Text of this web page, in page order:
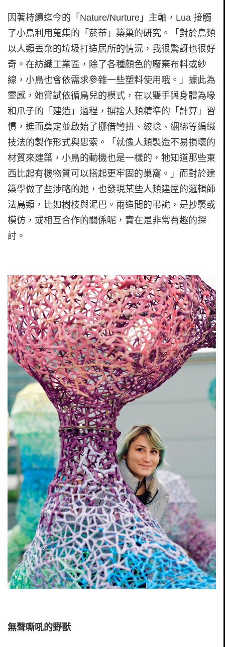
因著持續迄今的「Nature/Nurture」主軸，Lua 接觸
了小鳥利用蒐集的「菸蒂」築巢的研究。「對於鳥類
以人類丟棄的垃圾打造居所的情況，我很驚訝也很好
奇。在紡織工業區，除了各種顏色的廢棄布料或紗
線，小鳥也會依需求參雜一些塑料使用哦。」據此為
靈感，她嘗試依循鳥兒的模式，在以雙手與身體為喙
和爪子的「建造」過程，摒捨人類精準的「計算」習
慣，進而奠定並啟始了挪借彎扭、絞捻、綑綁等編織
技法的製作形式與思索。「就像人類製造不易損壞的
材質來建築，小鳥的動機也是一樣的，牠知道那些東
西比起有機物質可以搭起更牢固的巢窩。」而對於建
築學做了些涉略的她，也發現某些人類建屋的邏輯師
法鳥類，比如樹枝與泥巴。兩造間的弔詭，是抄襲或
模仿，或相互合作的關係呢，實在是非常有趣的探
討。
無聲嘶吼的野獸